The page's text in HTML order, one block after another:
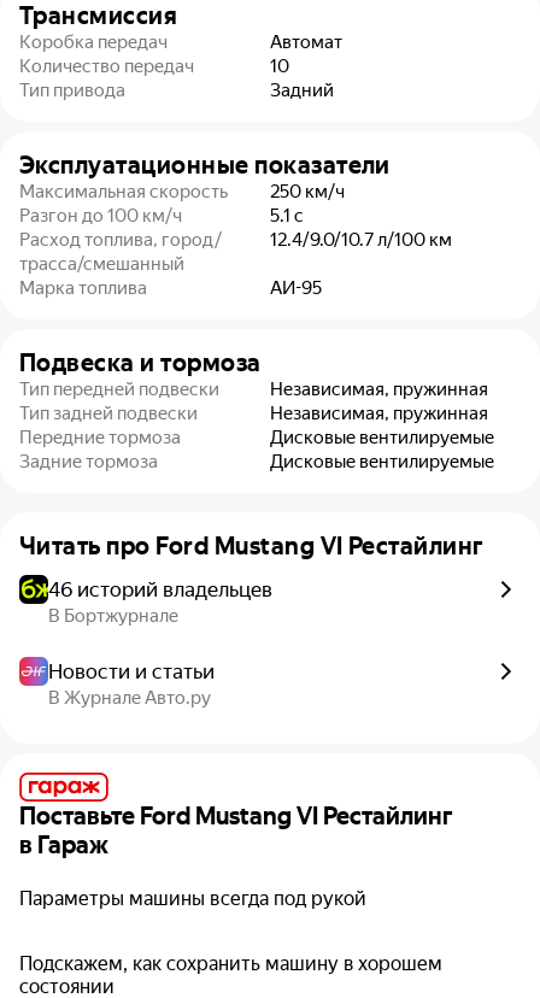
Трансмиссия
Коробка передач
Автомат
Количество передач
10
Тип привода
Задний
Эксплуатационные показатели
Максимальная скорость 250 км/ч
Разгон до 100 км/ч
5.1 с
Расход топлива, город/
трасса/смешанный
12.4/9.0/10.7л/100 км
Марка топлива АИ-95
Подвеска и тормоза
Тип передней подвески
Независимая, пружинная
Тип задней подвески
Независимая, пружинная
Передние тормоза
Дисковые вентилируемые
Задние тормоза
Дисковые вентилируемые
Читать про Ford Mustang VI Рестайлинг
46 историй владельцев
В Бортжурнале
Новости и статьи
В Журнале Авто.ру
Поставьте Ford Mustang VI Рестайлинг
в Гараж
Параметры машины всегда под рукой
Подскажем, как сохранить машину в хорошем
состоянии